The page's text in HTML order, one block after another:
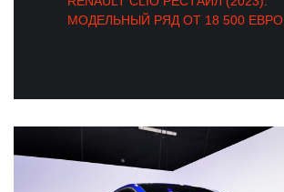
МОДЕЛЬНЫЙ РЯД ОТ 18 500 ЕВРО